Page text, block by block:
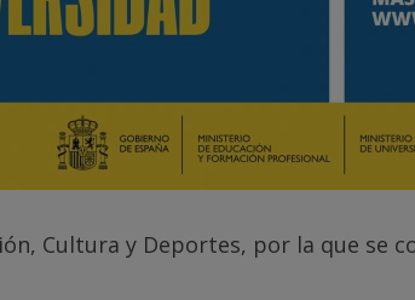
Cultura y Deportes, por la que se